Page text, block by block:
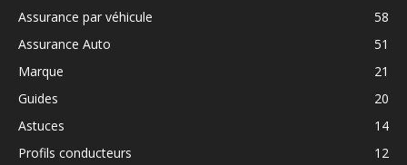
Assurance par véhicule
58
Assurance Auto
51
Marque
21
Guides
20
Astuces
14
Profils conducteurs
12